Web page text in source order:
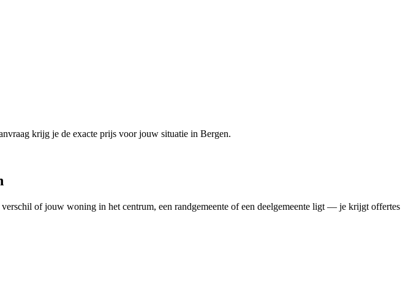
krijg je de exacte prijs voor jouw situatie in Bergen.
verschil of jouw woning in het centrum, een randgemeente of een deelgemeente ligt — je krijgt offertes